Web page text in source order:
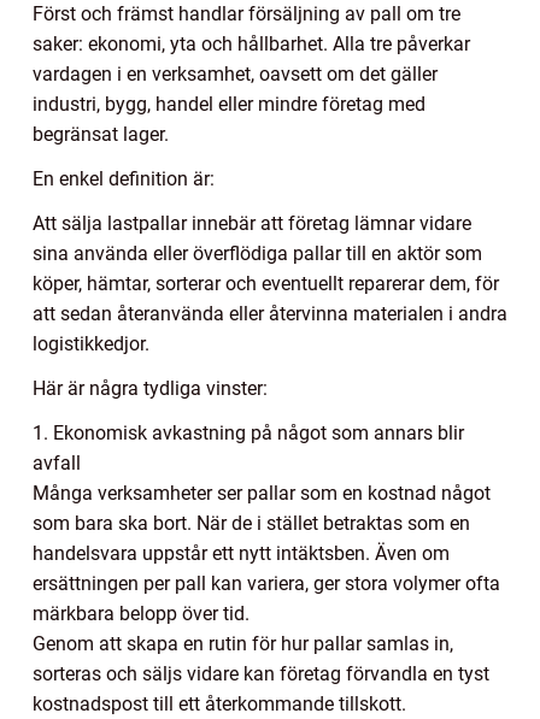
Först och främst handlar försäljning av pall om tre
saker: ekonomi, yta och hållbarhet. Alla tre påverkar
vardagen i en verksamhet, oavsett om det gäller
industri, bygg, handel eller mindre företag med
begränsat lager.
En enkel definition är:
Att sälja lastpallar innebär att företag lämnar vidare
sina använda eller överflödiga pallar till en aktör som
köper, hämtar, sorterar och eventuellt reparerar dem, för
att sedan återanvända eller återvinna materialen i andra
logistikkedjor.
Här är några tydliga vinster:
1. Ekonomisk avkastning på något som annars blir
avfall
Många verksamheter ser pallar som en kostnad något
som bara ska bort. När de i stället betraktas som en
handelsvara uppstår ett nytt intäktsben. Även om
ersättningen per pall kan variera, ger stora volymer ofta
märkbara belopp över tid.
Genom att skapa en rutin för hur pallar samlas in,
sorteras och säljs vidare kan företag förvandla en tyst
kostnadspost till ett återkommande tillskott.